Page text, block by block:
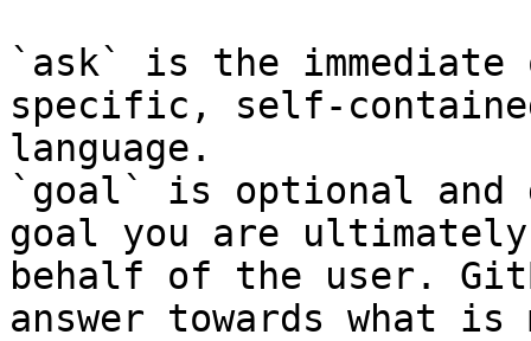
`ask` is the
specific, self-
language.
`goal` is optional and
goal you are
behalf of the user.
answer towards what